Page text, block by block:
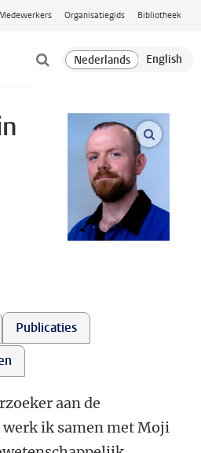
Medewerkers Organisatiegids Bibliotheek
open
Publicaties
aan de
ik samen met Moji